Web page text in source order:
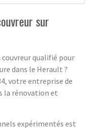
sur
qualifié pour
dans le Herault ?
votre entreprise de
la rénovation et
expérimentés est